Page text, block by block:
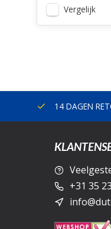
Vergelijk
14 DAGEN
+31 35